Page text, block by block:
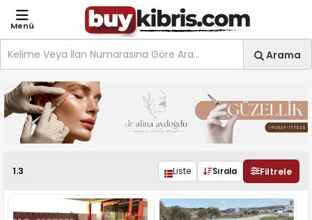
Menü
Ara
Arama
Nissan 1.3 ilanları,
1.3 Liste Sırala Filtrele